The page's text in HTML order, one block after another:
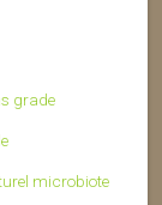
grade
microbiote